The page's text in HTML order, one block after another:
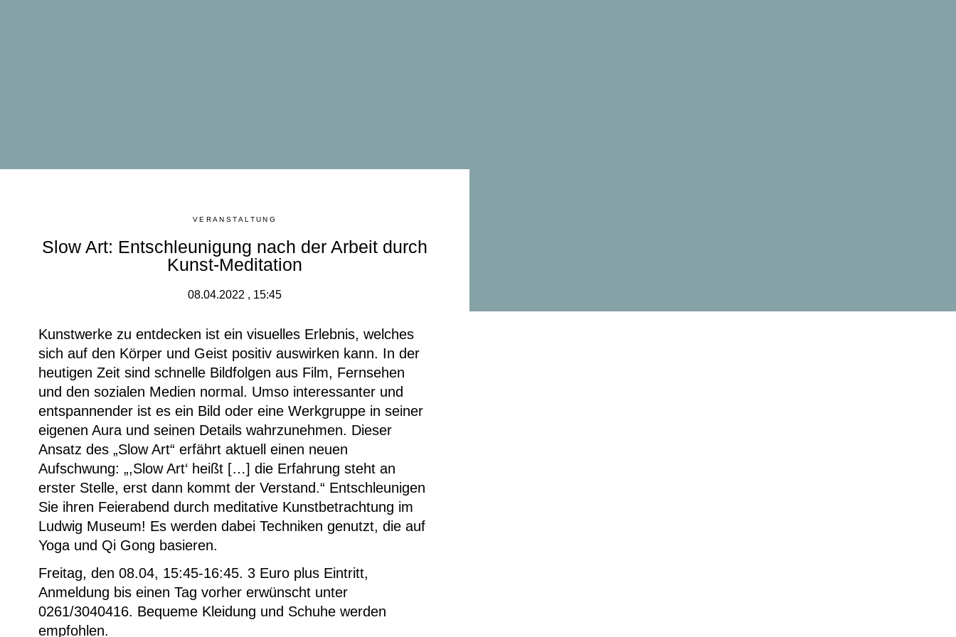
VERANSTALTUNG
Slow Art: Entschleunigung nach der Arbeit durch
Kunst-Meditation
08.04.2022 , 15:45
Kunstwerke zu entdecken ist ein visuelles Erlebnis, welches
sich auf den Körper und Geist positiv auswirken kann. In der
heutigen Zeit sind schnelle Bildfolgen aus Film, Fernsehen
und den sozialen Medien normal. Umso interessanter und
entspannender ist es ein Bild oder eine Werkgruppe in seiner
eigenen Aura und seinen Details wahrzunehmen. Dieser
Ansatz des „Slow Art“ erfährt aktuell einen neuen
Aufschwung: „,Slow Art‘ heißt […] die Erfahrung steht an
erster Stelle, erst dann kommt der Verstand.“ Entschleunigen
Sie ihren Feierabend durch meditative Kunstbetrachtung im
Ludwig Museum! Es werden dabei Techniken genutzt, die auf
Yoga und Qi Gong basieren.
Freitag, den 08.04, 15:45-16:45. 3 Euro plus Eintritt,
Anmeldung bis einen Tag vorher erwünscht unter
0261/3040416. Bequeme Kleidung und Schuhe werden
empfohlen.